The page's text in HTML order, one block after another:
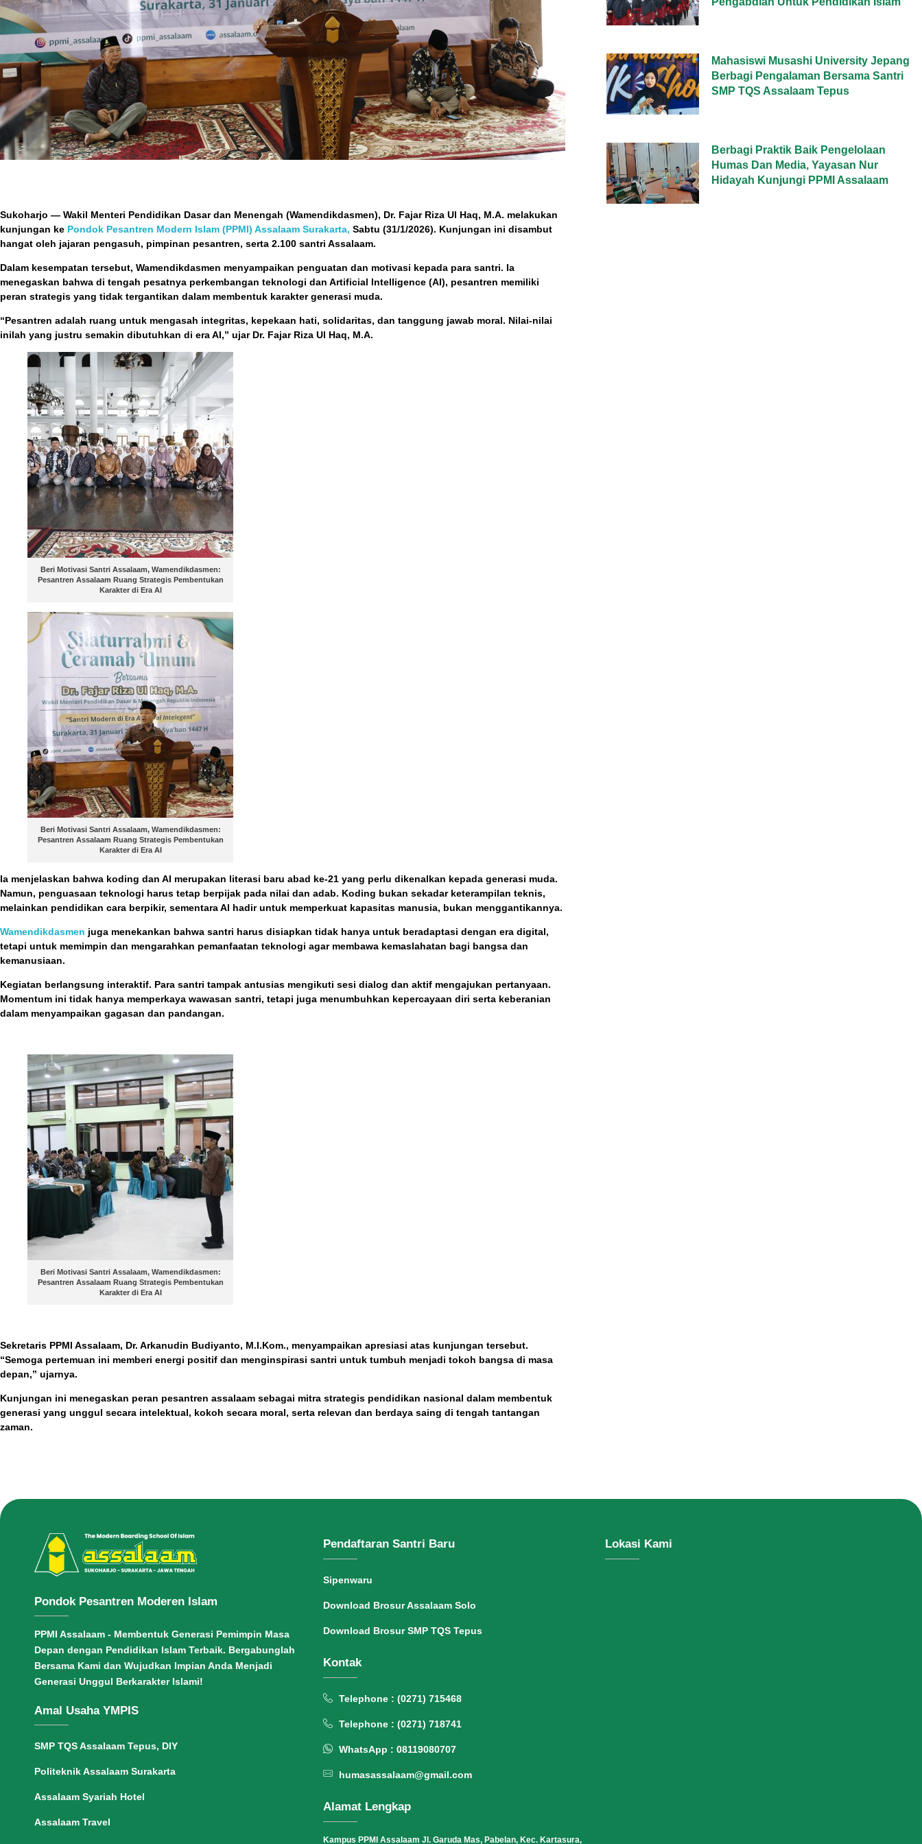
Sukoharjo — Wakil Menteri Pendidikan Dasar dan Menengah (Wamendikdasmen), Dr. Fajar Riza Ul Haq, M.A. melakukan
kunjungan ke Pondok Pesantren Modern Islam (PPMI) Assalaam Surakarta, Sabtu (31/1/2026). Kunjungan ini disambut
hangat oleh jajaran pengasuh, pimpinan pesantren, serta 2.100 santri Assalaam.
Dalam kesempatan tersebut, Wamendikdasmen menyampaikan penguatan dan motivasi kepada para santri. Ia
menegaskan bahwa di tengah pesatnya perkembangan teknologi dan Artificial Intelligence (AI), pesantren memiliki
peran strategis yang tidak tergantikan dalam membentuk karakter generasi muda.
“Pesantren adalah ruang untuk mengasah integritas, kepekaan hati, solidaritas, dan tanggung jawab moral. Nilai-nilai
inilah yang justru semakin dibutuhkan di era AI,” ujar Dr. Fajar Riza Ul Haq, M.A.
Beri Motivasi Santri Assalaam, Wamendikdasmen:
Pesantren Assalaam Ruang Strategis Pembentukan
Karakter di Era AI
Beri Motivasi Santri Assalaam, Wamendikdasmen:
Pesantren Assalaam Ruang Strategis Pembentukan
Karakter di Era AI
Ia menjelaskan bahwa koding dan AI merupakan literasi baru abad ke-21 yang perlu dikenalkan kepada generasi muda.
Namun, penguasaan teknologi harus tetap berpijak pada nilai dan adab. Koding bukan sekadar keterampilan teknis,
melainkan pendidikan cara berpikir, sementara AI hadir untuk memperkuat kapasitas manusia, bukan menggantikannya.
Wamendikdasmen juga menekankan bahwa santri harus disiapkan tidak hanya untuk beradaptasi dengan era digital,
tetapi untuk memimpin dan mengarahkan pemanfaatan teknologi agar membawa kemaslahatan bagi bangsa dan
kemanusiaan.
Kegiatan berlangsung interaktif. Para santri tampak antusias mengikuti sesi dialog dan aktif mengajukan pertanyaan.
Momentum ini tidak hanya memperkaya wawasan santri, tetapi juga menumbuhkan kepercayaan diri serta keberanian
dalam menyampaikan gagasan dan pandangan.
Beri Motivasi Santri Assalaam, Wamendikdasmen:
Pesantren Assalaam Ruang Strategis Pembentukan
Karakter di Era AI
Sekretaris PPMI Assalaam, Dr. Arkanudin Budiyanto, M.I.Kom., menyampaikan apresiasi atas kunjungan tersebut.
“Semoga pertemuan ini memberi energi positif dan menginspirasi santri untuk tumbuh menjadi tokoh bangsa di masa
depan,” ujarnya.
Kunjungan ini menegaskan peran pesantren assalaam sebagai mitra strategis pendidikan nasional dalam membentuk
generasi yang unggul secara intelektual, kokoh secara moral, serta relevan dan berdaya saing di tengah tantangan
zaman.
Mahasiswi Musashi University Jepang
Berbagi Pengalaman Bersama Santri
SMP TQS Assalaam Tepus
Berbagi Praktik Baik Pengelolaan
Humas Dan Media, Yayasan Nur
Hidayah Kunjungi PPMI Assalaam
Pondok Pesantren Moderen Islam
PPMI Assalaam - Membentuk Generasi Pemimpin Masa
Depan dengan Pendidikan Islam Terbaik. Bergabunglah
Bersama Kami dan Wujudkan Impian Anda Menjadi
Generasi Unggul Berkarakter Islami!
Amal Usaha YMPIS
SMP TQS Assalaam Tepus, DIY
Politeknik Assalaam Surakarta
Assalaam Syariah Hotel
Assalaam Travel
Pendaftaran Santri Baru
Sipenwaru
Download Brosur Assalaam Solo
Download Brosur SMP TQS Tepus
Kontak
Telephone : (0271) 715468
Telephone : (0271) 718741
WhatsApp : 08119080707
humasassalaam@gmail.com
Alamat Lengkap
Kampus PPMI Assalaam Jl. Garuda Mas, Pabelan, Kec. Kartasura,
Lokasi Kami